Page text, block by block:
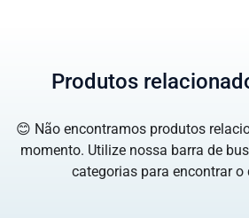
Produtos
😊 Não encontramos produtos
momento. Utilize nossa barra de
categorias para encontrar o